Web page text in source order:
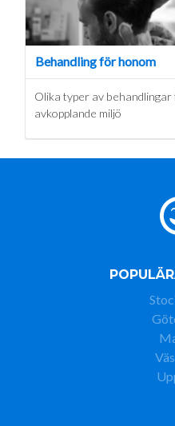
Behandling för honom
Olika typer av behandlingar
avkopplande miljö